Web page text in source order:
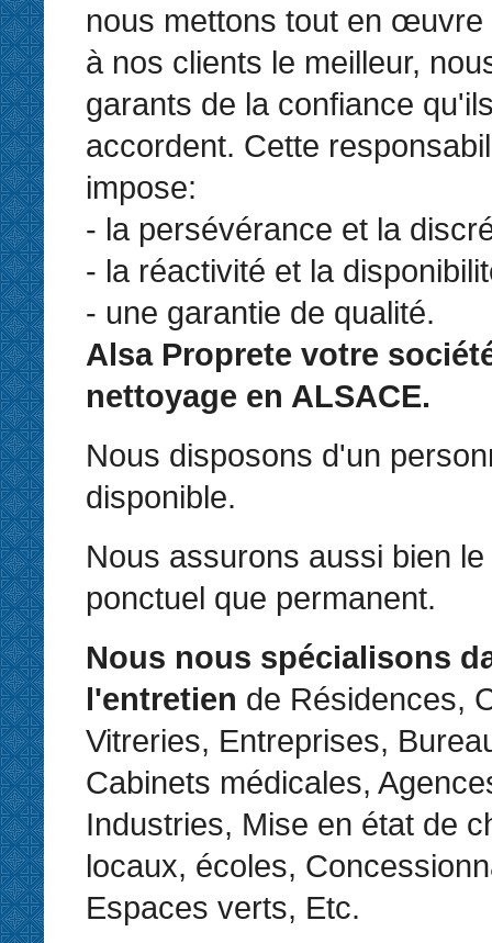
nous mettons tout en œuvre
à nos clients le meilleur,
garants de la confiance
accordent. Cette
impose:
- la persévérance et la
- la réactivité et la
- une garantie de qualité.
Alsa Proprete votre
nettoyage en ALSACE.
Nous disposons d'un
disponible.
Nous assurons aussi bien
ponctuel que permanent.
Nous nous spécialisons
l'entretien de Résidences,
Vitreries, Entreprises,
Cabinets médicales,
Industries, Mise en état de
locaux, écoles,
Espaces verts, Etc.